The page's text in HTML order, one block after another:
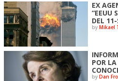
EX
“EEUU
DEL
byMikael
POR
byDan